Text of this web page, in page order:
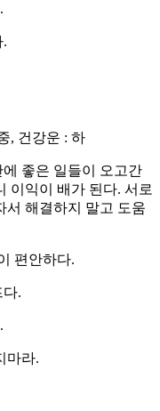
.
, 건강운 : 하
좋은 일들이 오고간
이익이 배가 된다. 서로
서 해결하지 말고 도움
편안하다.
다.
마라.